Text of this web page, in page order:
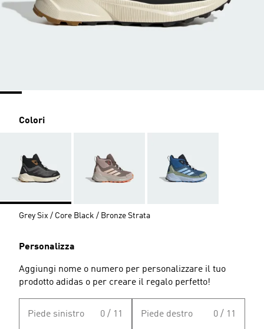
Colori
Grey Six / Core Black / Bronze Strata
Personalizza
Aggiungi nome o numero per personalizzare il tuo
prodotto adidas o per creare il regalo perfetto!
Piede sinistro 0 / 11 Piede destro 0 / 11